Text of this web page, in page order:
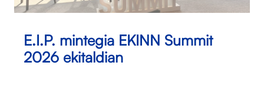
E.I.P. mintegia EKINN Summit
2026 ekitaldian